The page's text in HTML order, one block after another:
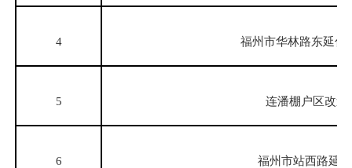
4 福州市华林路东延伸
5 连潘棚户区改造
6 福州市站西路延